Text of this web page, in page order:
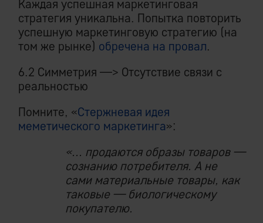
Каждая успешная маркетинговая
стратегия уникальна. Попытка повторить
успешную маркетинговую стратегию (на
том же рынке) обречена на провал.
6.2 Симметрия —> Отсутствие связи с
реальностью
Помните, «Стержневая идея
меметического маркетинга»:
«... продаются образы товаров —
сознанию потребителя. А не
сами материальные товары, как
таковые — биологическому
покупателю.